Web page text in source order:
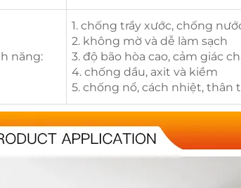
năng:
1. chống trầy xước, chống
2. không mờ và dễ làm sạch
3. độ bão hòa cao, cảm giác
4. chống dầu, axit và kiềm
5. chống nổ, cách nhiệt, thân